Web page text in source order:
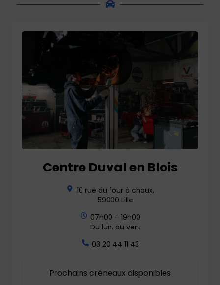
Centre Duval en Blois
10 rue du four à chaux,
59000 Lille
07h00 – 19h00
Du lun. au ven.
03 20 44 11 43
Prochains créneaux disponibles